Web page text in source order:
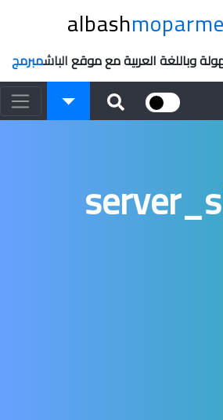
albash
وباللغة العربية مع موقعالباشمبرمج